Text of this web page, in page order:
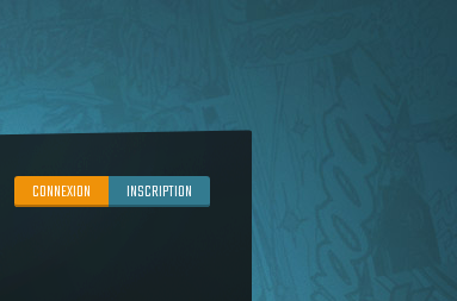
CONNEXION INSCRIPTION